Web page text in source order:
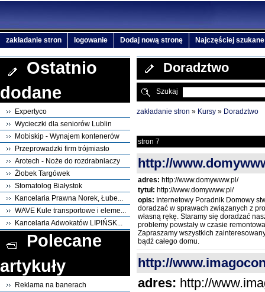
zakładanie stron logowanie Dodaj nową stronę Najczęściej szukane
Doradztwo
Szukaj
zakładanie stron » Kursy » Doradztwo
stron 7
http://
adres: http://www.domywww.pl/
tytuł: http://www.domywww.pl/
opis: Internetowy Poradnik Domowy
doradzać w sprawach związanych z
własną rękę. Staramy się doradzać
problemy powstały w czasie
Zapraszamy wszystkich
bądź całego domu.
http://
adres: http://
Ostatnio
dodane
Expertyco
Wycieczki dla seniorów Lublin
Mobiskip - Wynajem kontenerów
Przeprowadzki firm trójmiasto
Arotech - Noże do rozdrabniaczy
Żłobek Targówek
Stomatolog Białystok
Kancelaria Prawna Norek, Łube...
WAVE Kule transportowe i eleme...
Kancelaria Adwokatów LIPIŃSK...
Polecane
artykuły
Reklama na banerach